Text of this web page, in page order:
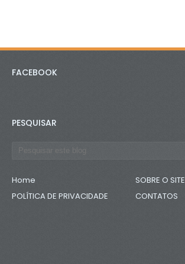
FACEBOOK
PESQUISAR
Home
SOBRE O SITE
POLÍTICA DE PRIVACIDADE
CONTATOS